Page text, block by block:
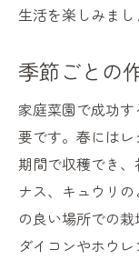
生活を楽しみまし
季節ごとの
家庭菜園で成功
要です。春には
期間で収穫でき
ナス、キュウリ
の良い場所での
ダイコンやホウ